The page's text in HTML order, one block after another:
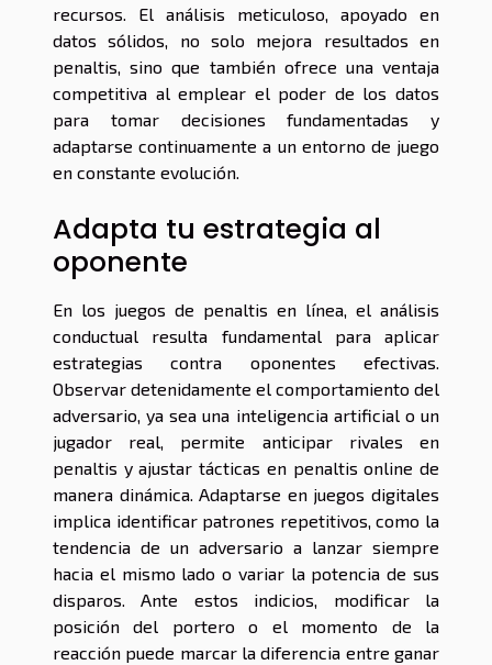
recursos. El análisis meticuloso, apoyado en
datos sólidos, no solo mejora resultados en
penaltis, sino que también ofrece una ventaja
competitiva al emplear el poder de los datos
para tomar decisiones fundamentadas y
adaptarse continuamente a un entorno de juego
en constante evolución.
Adapta tu estrategia al
oponente
En los juegos de penaltis en línea, el análisis
conductual resulta fundamental para aplicar
estrategias contra oponentes efectivas.
Observar detenidamente el comportamiento del
adversario, ya sea una inteligencia artificial o un
jugador real, permite anticipar rivales en
penaltis y ajustar tácticas en penaltis online de
manera dinámica. Adaptarse en juegos digitales
implica identificar patrones repetitivos, como la
tendencia de un adversario a lanzar siempre
hacia el mismo lado o variar la potencia de sus
disparos. Ante estos indicios, modificar la
posición del portero o el momento de la
reacción puede marcar la diferencia entre ganar